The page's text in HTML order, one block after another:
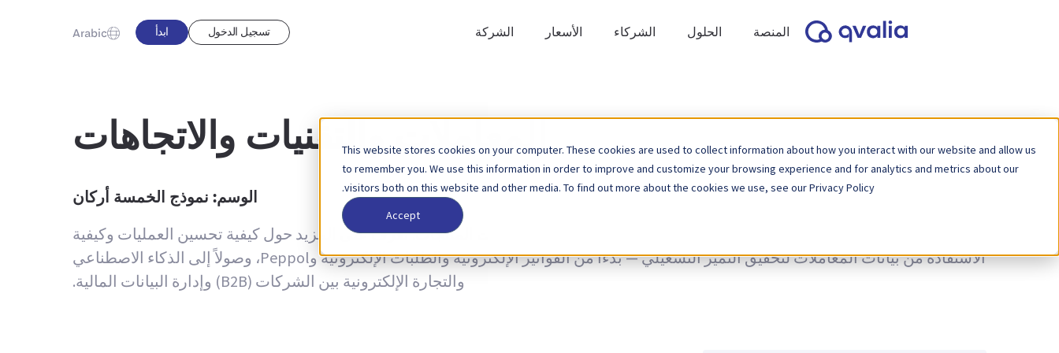
This website stores cookies on your computer. These cookies are used to collect information about how you interact with our website and allow us
to remember you. We use this information in order to improve and customize your browsing experience and for analytics and metrics about our
visitors both on this website and other media. To find out more about the cookies we use, see our Privacy Policy.
Accept
المنصة الحلول الشركاء الأسعار الشركة تسجيل الدخول ابدأ Arabic
المعاملات والتقنيات والاتجاهات
الوسم: نموذج الخمسة أركان
نظرة ثاقبة على المعاملات والتقنيات والاتجاهات، بالإضافة إلى آخر أخبار تحديثات المنتجات. تعرف على المزيد حول كيفية تحسين العمليات وكيفية
الاستفادة من بيانات المعاملات لتحقيق التميز التشغيلي — بدءًا من الفواتير الإلكترونية والطلبات الإلكترونية وPeppol، وصولاً إلى الذكاء الاصطناعي
والتجارة الإلكترونية بين الشركات (B2B) وإدارة البيانات المالية.